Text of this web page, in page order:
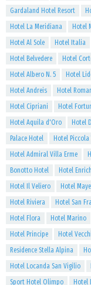
Gardaland Hotel Resort
Hotel La Meridiana
Hotel
Hotel Al Sole
Hotel Italia
Hotel Belvedere
Hotel
Hotel Albero N. 5
Hotel
Hotel Andreis
Hotel
Hotel Cipriani
Hotel
Hotel Aquila d'Oro
Hotel
Palace Hotel
Hotel Piccola
Hotel Admiral Villa Erme
Bonotto Hotel
Hotel
Hotel Il Veliero
Hotel
Hotel Riviera
Hotel San
Hotel Flora
Hotel Marino
Hotel Principe
Hotel
Residence Stella Alpina
Hotel Locanda San Vigilio
Sport Hotel Olimpo
Hotel